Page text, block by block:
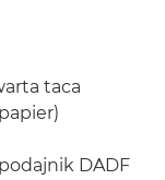
taca
DADF